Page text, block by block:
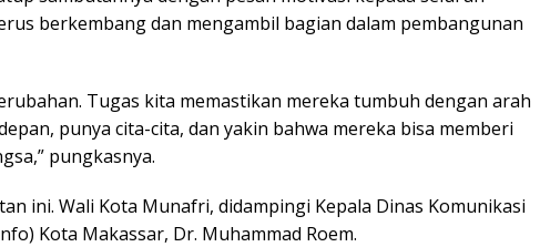
berkembang dan mengambil bagian dalam pembangunan
Tugas kita memastikan mereka tumbuh dengan arah
punya cita-cita, dan yakin bahwa mereka bisa memberi
pungkasnya.
ini. Wali Kota Munafri, didampingi Kepala Dinas Komunikasi
Kota Makassar, Dr. Muhammad Roem.